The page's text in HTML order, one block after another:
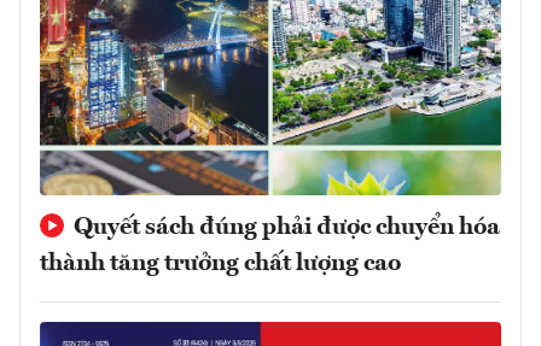
Quyết sách đúng phải được chuyển hóa
thành tăng trưởng chất lượng cao